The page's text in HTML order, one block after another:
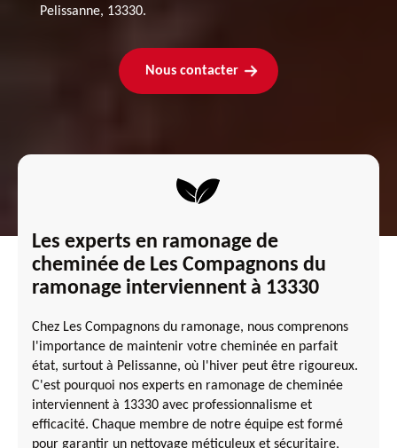
Pelissanne, 13330.
Nous contacter
Les experts en ramonage de
cheminée de Les Compagnons du
ramonage interviennent à 13330
Chez Les Compagnons du ramonage, nous comprenons
l'importance de maintenir votre cheminée en parfait
état, surtout à Pelissanne, où l'hiver peut être rigoureux.
C'est pourquoi nos experts en ramonage de cheminée
interviennent à 13330 avec professionnalisme et
efficacité. Chaque membre de notre équipe est formé
pour garantir un nettoyage méticuleux et sécuritaire,